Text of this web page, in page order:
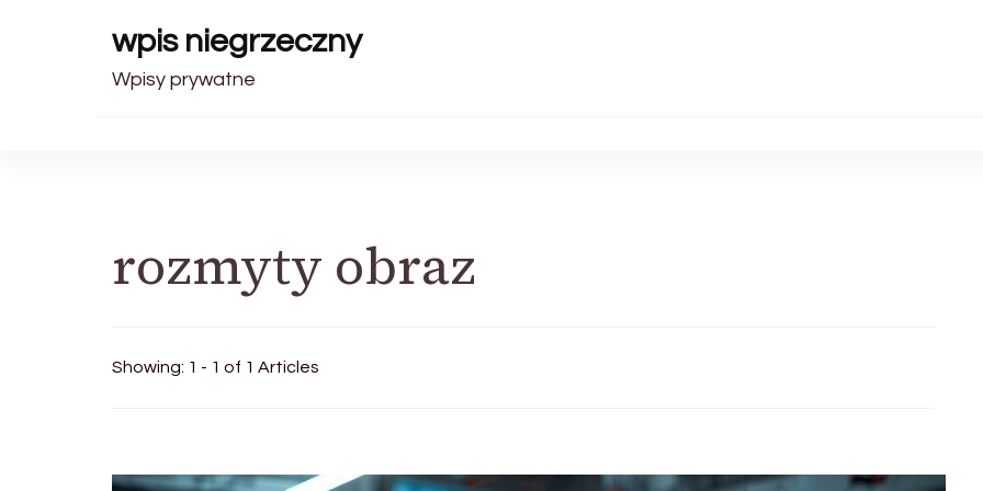
wpis niegrzeczny
Wpisy prywatne
rozmyty obraz
Showing: 1 - 1 of 1 Articles